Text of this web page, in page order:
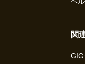
関
GIG